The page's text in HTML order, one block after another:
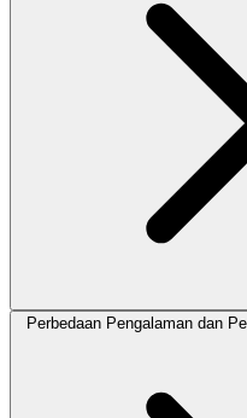
Perbedaan Pengalaman dan